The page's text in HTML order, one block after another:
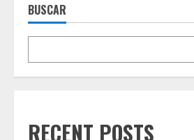
BUSCAR
RECENT POSTS